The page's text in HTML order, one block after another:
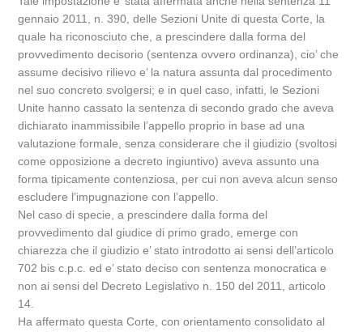
gennaio 2011, n. 390, delle Sezioni Unite di questa Corte, la
quale ha riconosciuto che, a prescindere dalla forma del
provvedimento decisorio (sentenza ovvero ordinanza), cio’ che
assume decisivo rilievo e’ la natura assunta dal procedimento
nel suo concreto svolgersi; e in quel caso, infatti, le Sezioni
Unite hanno cassato la sentenza di secondo grado che aveva
dichiarato inammissibile l’appello proprio in base ad una
valutazione formale, senza considerare che il giudizio (svoltosi
come opposizione a decreto ingiuntivo) aveva assunto una
forma tipicamente contenziosa, per cui non aveva alcun senso
escludere l’impugnazione con l’appello.
Nel caso di specie, a prescindere dalla forma del
provvedimento dal giudice di primo grado, emerge con
chiarezza che il giudizio e’ stato introdotto ai sensi dell’articolo
702 bis c.p.c. ed e’ stato deciso con sentenza monocratica e
non ai sensi del Decreto Legislativo n. 150 del 2011, articolo
14.
Ha affermato questa Corte, con orientamento consolidato al